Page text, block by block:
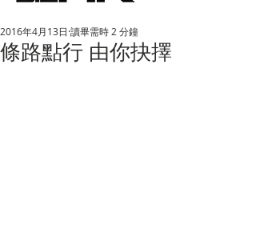
條路點行 由你抉擇
2016年4月13日 讀畢需時 2 分鐘